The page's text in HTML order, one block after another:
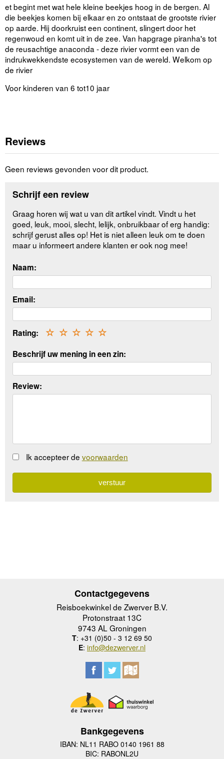
et begint met wat hele kleine beekjes hoog in de bergen. Al
die beekjes komen bij elkaar en zo ontstaat de grootste rivier
op aarde. Hij doorkruist een continent, slingert door het
regenwoud en komt uit in de zee. Van hapgrage piranha's tot
de reusachtige anaconda - deze rivier vormt een van de
indrukwekkendste ecosystemen van de wereld. Welkom op
de rivier
Voor kinderen van 6 tot10 jaar
Reviews
Geen reviews gevonden voor dit product.
Schrijf een review
Graag horen wij wat u van dit artikel vindt. Vindt u het
goed, leuk, mooi, slecht, lelijk, onbruikbaar of erg handig:
schrijf gerust alles op! Het is niet alleen leuk om te doen
maar u informeert andere klanten er ook nog mee!
Naam:
Email:
Rating: ☆
☆
☆
☆
☆
Beschrijf uw mening in een zin:
Review:
Ik accepteer de voorwaarden
Contactgegevens
Reisboekwinkel de Zwerver B.V.
Protonstraat 13C
9743 AL Groningen
T: +31 (0)50 - 3 12 69 50
E: info@dezwerver.nl
Bankgegevens
IBAN: NL11 RABO 0140 1961 88
BIC: RABONL2U